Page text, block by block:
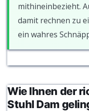
mithineinbezieht.
damit rechnen zu
ein wahres
Wie Ihnen der
Stuhl Dam